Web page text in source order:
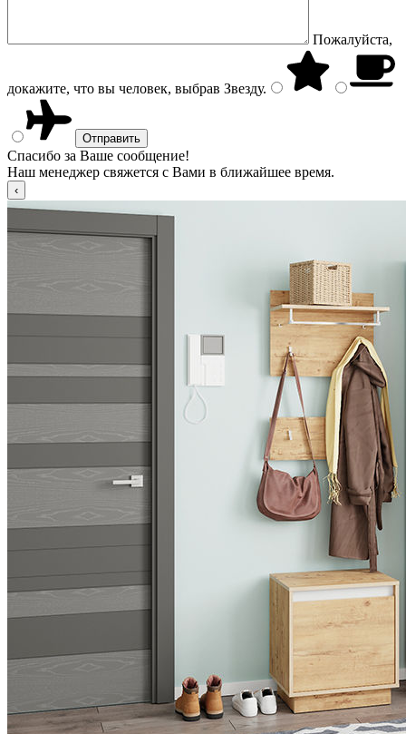
Пожалуйста,
докажите, что вы человек, выбрав Звезду.
Спасибо за Ваше сообщение!
Наш менеджер свяжется с Вами в ближайшее время.